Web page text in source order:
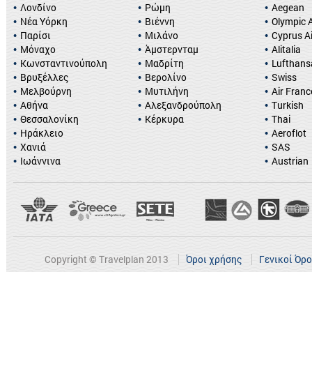
Λονδίνο
Νέα Υόρκη
Παρίσι
Μόναχο
Κωνσταντινούπολη
Βρυξέλλες
Ρώμη
Βιέννη
Μιλάνο
Άμστερνταμ
Μαδρίτη
Βερολίνο
Μελβούρνη
Αθήνα
Θεσσαλονίκη
Ηράκλειο
Χανιά
Ιωάννινα
Μυτιλήνη
Αλεξανδρούπολη
Κέρκυρα
Aegean
Olympic
Cyprus
Alitalia
Swiss
Air
Turkish
Thai
Aeroflot
SAS
Austrian
Copyright © Travelplan 2013 Όροι χρήσης Γενικοί